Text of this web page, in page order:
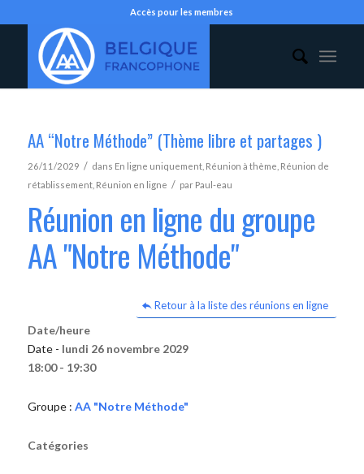
Accès pour les membres
AA “Notre Méthode” (Thème libre et partages )
26/11/2029 / dans En ligne uniquement, Réunion à thème Réunion de
rétablissement, Réunion en ligne / par Paul-eau
Réunion en ligne du groupe
AA "Notre Méthode"
Retour à la liste des réunions en ligne
Date/heure
Date - lundi 26 novembre 2029
18:00 - 19:30
Groupe : AA "Notre Méthode"
Catégories